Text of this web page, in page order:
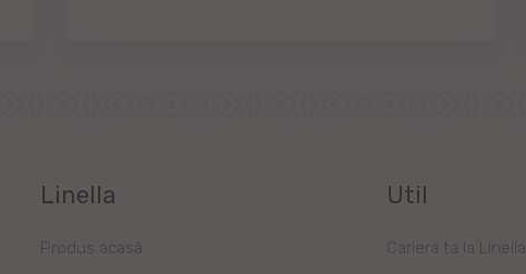
Linella
Produs acasă
Util
Cariera ta la Linella